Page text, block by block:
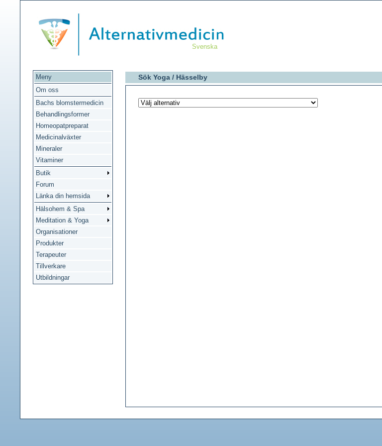
Svenska
Meny
Om oss
Bachs blomstermedicin
Behandlingsformer
Homeopatpreparat
Medicinalväxter
Mineraler
Vitaminer
Butik
Forum
Länka din hemsida
Hälsohem & Spa
Meditation & Yoga
Organisationer
Produkter
Terapeuter
Tillverkare
Utbildningar
Sök Yoga / Hässelby